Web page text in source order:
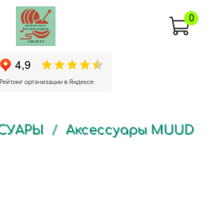
0
Аксессуары MUUD